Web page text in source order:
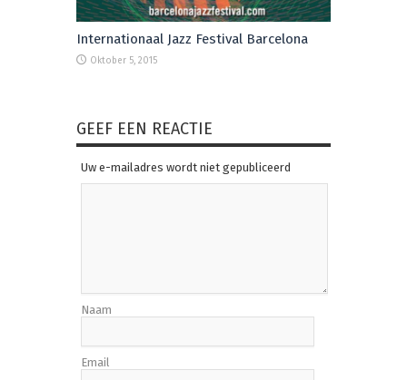
Internationaal Jazz Festival Barcelona
Oktober 5, 2015
GEEF EEN REACTIE
Uw e-mailadres wordt niet gepubliceerd
Naam
Email